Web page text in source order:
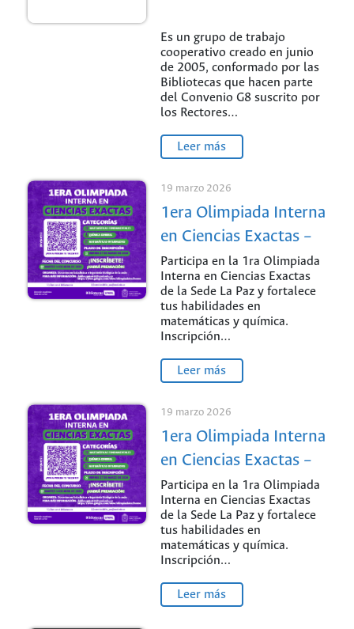
Es un grupo de trabajo
cooperativo creado en junio
de 2005, conformado por las
Bibliotecas que hacen parte
del Convenio G8 suscrito por
los Rectores…
Leer más
19 marzo 2026
1era Olimpiada Interna
en Ciencias Exactas –
Sede La Paz: ¡Pon a
prueba tu talento!
Participa en la 1ra Olimpiada
Interna en Ciencias Exactas
de la Sede La Paz y fortalece
tus habilidades en
matemáticas y química.
Inscripción…
Leer más
19 marzo 2026
1era Olimpiada Interna
en Ciencias Exactas –
Sede La Paz: ¡Pon a
prueba tu talento!
Participa en la 1ra Olimpiada
Interna en Ciencias Exactas
de la Sede La Paz y fortalece
tus habilidades en
matemáticas y química.
Inscripción…
Leer más